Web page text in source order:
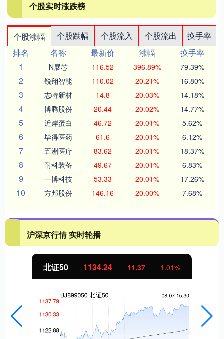
个股实时涨跌榜
个股涨幅 个股跌幅 个股流入 个股流出
换手率
排名
名称 最新价 涨幅
换手率
1
N展芯 116.52 396.89% 79.39%
2 锐翔智能 110.02 20.21% 16.80%
3 志特新材 14.8 20.03% 14.18%
4 博腾股份 20.44 20.02% 14.77%
5 近岸蛋白 46.72 20.01% 5.62%
6 毕得医药 61.6 20.01% 6.12%
7 五洲医疗 83.62 20.01% 18.37%
8 耐科装备 49.67 20.01% 6.83%
9 一博科技 53.33 20.01% 17.26%
10 方邦股份 146.16 20.00% 7.68%
沪深京行情 实时轮播
北证50 1134.24 11.37 1.01%